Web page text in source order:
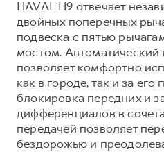
HAVAL H9 отвечает
двойных поперечных
подвеска с пятью
мостом.
позволяет комфортно
как в городе, так и за его
блокировка передних и
дифференциалов в
передачей позволяет
бездорожью и